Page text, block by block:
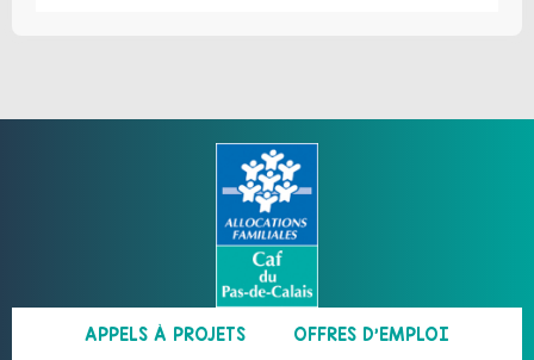
APPELS À PROJETS OFFRES D’EMPLOI